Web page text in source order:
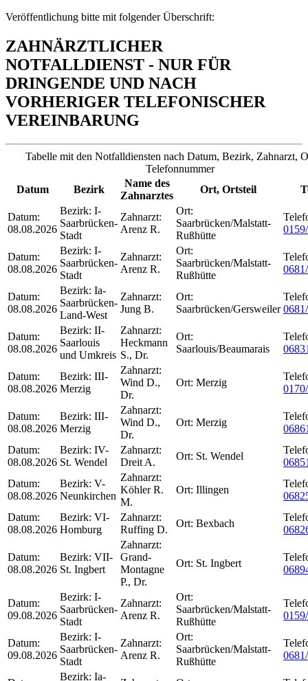
Veröffentlichung bitte mit folgender Überschrift:
ZAHNÄRZTLICHER
NOTFALLDIENST - NUR FÜR
DRINGENDE UND NACH
VORHERIGER TELEFONISCHER
VEREINBARUNG
Tabelle mit den Notfalldiensten nach Datum, Bezirk, Zahnarzt,
Telefonnummer
Datum
Bezirk
Name des
Zahnarztes
Ort, Ortsteil
Datum:
08.08.2026
Bezirk: I-
Saarbrücken-
Stadt
Zahnarzt:
Arenz R.
Ort:
Saarbrücken/Malstatt-
Rußhütte
Datum:
08.08.2026
Bezirk: I-
Saarbrücken-
Stadt
Zahnarzt:
Arenz R.
Ort:
Saarbrücken/Malstatt-
Rußhütte
Datum:
08.08.2026
Bezirk: Ia-
Saarbrücken-
Land-West
Zahnarzt:
Jung B.
Ort:
Saarbrücken/Gersweiler
Datum:
08.08.2026
Bezirk: II-
Saarlouis
und Umkreis
Zahnarzt:
Heckmann
S., Dr.
Ort:
Saarlouis/Beaumarais
Datum:
08.08.2026
Bezirk: III-
Merzig
Zahnarzt:
Wind D.,
Dr.
Ort: Merzig
Datum:
08.08.2026
Bezirk: III-
Merzig
Zahnarzt:
Wind D.,
Dr.
Ort: Merzig
Datum:
08.08.2026
Bezirk: IV-
St. Wendel
Zahnarzt:
Dreit A.
Ort: St. Wendel
Datum:
08.08.2026
Bezirk: V-
Neunkirchen
Zahnarzt:
Köhler R.
M.
Ort: Illingen
Datum:
08.08.2026
Bezirk: VI-
Homburg
Zahnarzt:
Ruffing D.
Ort: Bexbach
Datum:
08.08.2026
Bezirk: VII-
St. Ingbert
Zahnarzt:
Grand-
Montagne
P., Dr.
Ort: St. Ingbert
Datum:
09.08.2026
Bezirk: I-
Saarbrücken-
Stadt
Zahnarzt:
Arenz R.
Ort:
Saarbrücken/Malstatt-
Rußhütte
Datum:
09.08.2026
Bezirk: I-
Saarbrücken-
Stadt
Zahnarzt:
Arenz R.
Ort:
Saarbrücken/Malstatt-
Rußhütte
Bezirk: Ia-